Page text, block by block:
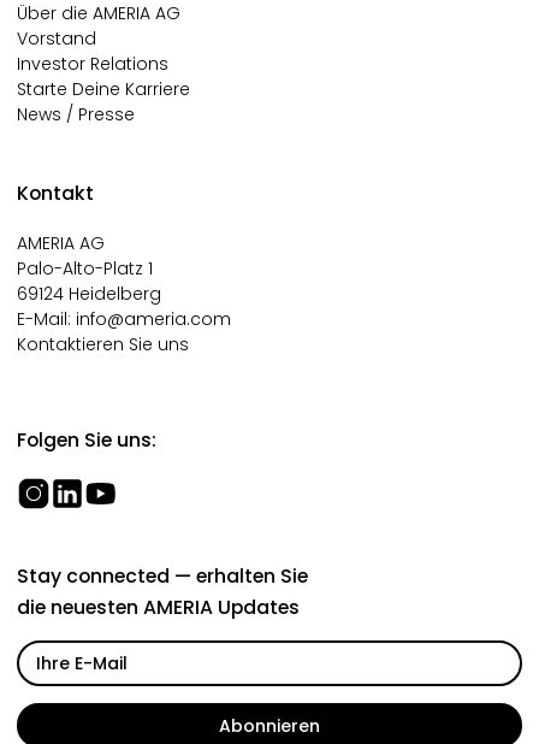
Über die AMERIA AG
Vorstand
Investor Relations
Starte Deine Karriere
News / Presse
Kontakt
AMERIA AG
Palo-Alto-Platz 1
69124 Heidelberg
E-Mail: info@ameria.com
Kontaktieren Sie uns
Folgen Sie uns:
Stay connected — erhalten Sie
die neuesten AMERIA Updates